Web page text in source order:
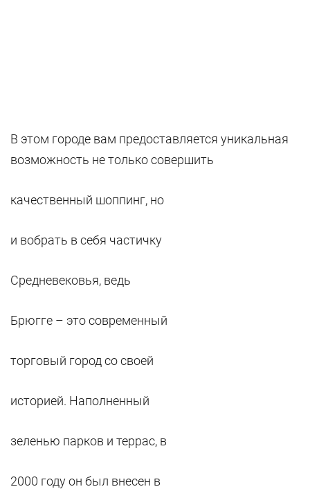
В этом городе вам предоставляется уникальная
возможность не только совершить
качественный шоппинг, но
и вобрать в себя частичку
Средневековья, ведь
Брюгге – это современный
торговый город со своей
историей. Наполненный
зеленью парков и террас, в
2000 году он был внесен в